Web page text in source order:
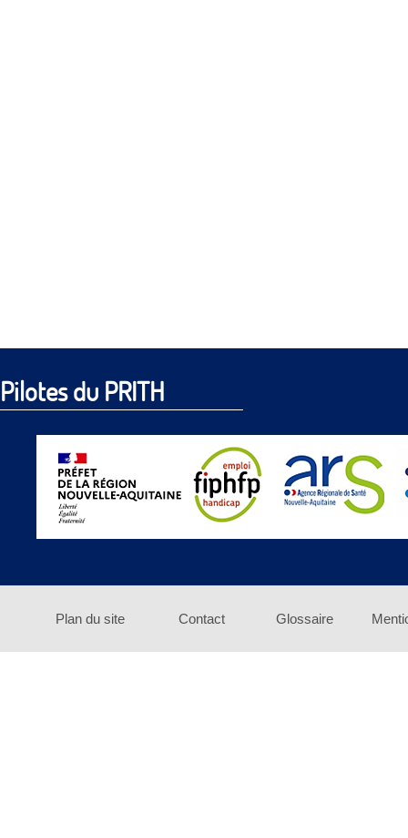
Pilotes du PRITH
Plan du site Contact Glossaire